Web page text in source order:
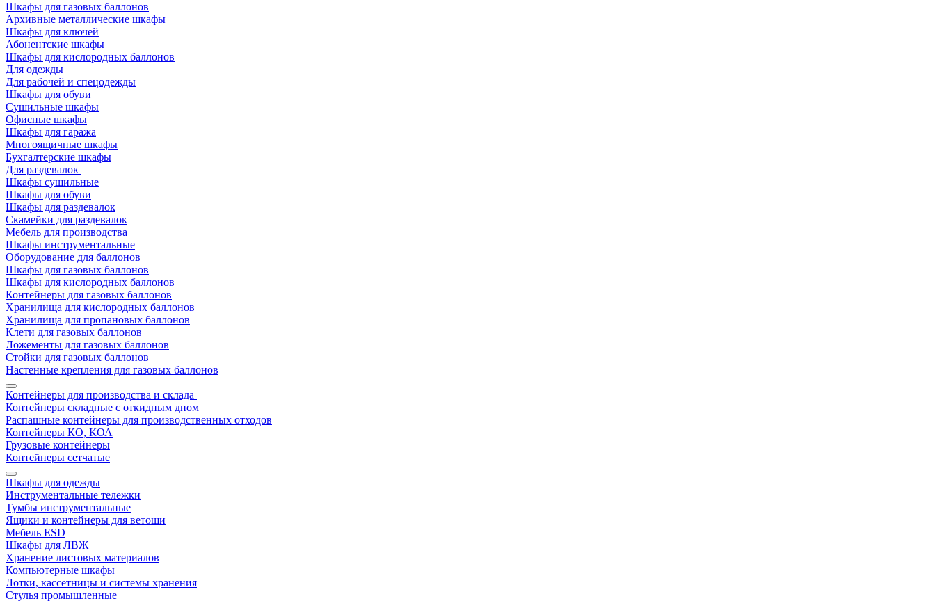
Шкафы для газовых баллонов
Архивные металлические шкафы
Шкафы для ключей
Абонентские шкафы
Шкафы для кислородных баллонов
Для одежды
Для рабочей и спецодежды
Шкафы для обуви
Сушильные шкафы
Офисные шкафы
Шкафы для гаража
Многоящичные шкафы
Бухгалтерские шкафы
Для раздевалок
Шкафы сушильные
Шкафы для обуви
Шкафы для раздевалок
Скамейки для раздевалок
Мебель для производства
Шкафы инструментальные
Оборудование для баллонов
Шкафы для газовых баллонов
Шкафы для кислородных баллонов
Контейнеры для газовых баллонов
Хранилища для кислородных баллонов
Хранилища для пропановых баллонов
Клети для газовых баллонов
Ложементы для газовых баллонов
Стойки для газовых баллонов
Настенные крепления для газовых баллонов
Контейнеры для производства и склада
Контейнеры складные с откидным дном
Распашные контейнеры для производственных отходов
Контейнеры КО, КОА
Грузовые контейнеры
Контейнеры сетчатые
Шкафы для одежды
Инструментальные тележки
Тумбы инструментальные
Ящики и контейнеры для ветоши
Мебель ESD
Шкафы для ЛВЖ
Хранение листовых материалов
Компьютерные шкафы
Лотки, кассетницы и системы хранения
Стулья промышленные